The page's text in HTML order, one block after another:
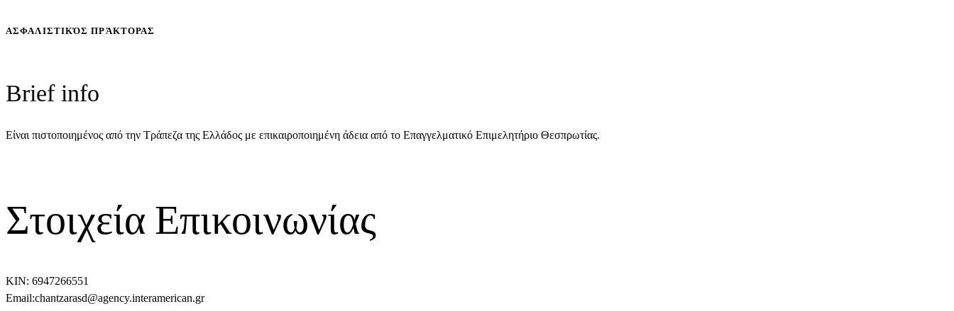
ΑΣΦΑΛΙΣΤΙΚΌΣ ΠΡΆΚΤΟΡΑΣ
Brief info
Είναι πιστοποιημένος από την Τράπεζα της Ελλάδος με επικαιροποιημένη άδεια από το Επαγγελματικό Επιμελητήριο Θεσπρωτίας.
Στοιχεία Επικοινωνίας
ΚΙΝ: 6947266551
Email:chantzarasd@agency.interamerican.gr